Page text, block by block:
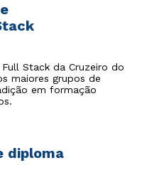
em nuvem;
entrega de aplicações
de falhas críticas;
proteção de sistemas e
conformidade com
Stack da Cruzeiro do
maiores grupos de
em formação
diploma